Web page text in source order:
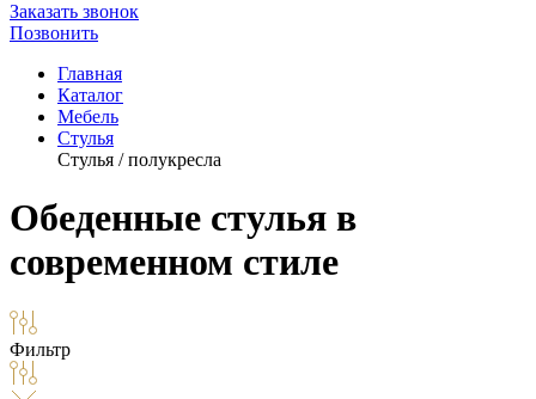
Заказать звонок
Позвонить
Главная
Каталог
Мебель
Стулья
Стулья / полукресла
Обеденные стулья в
современном стиле
Фильтр